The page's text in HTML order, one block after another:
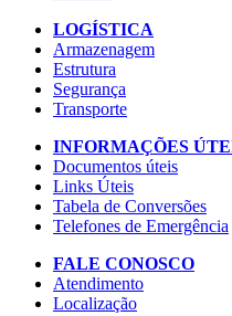
LOGÍSTICA
Armazenagem
Estrutura
Segurança
Transporte
INFORMAÇÕES
Documentos úteis
Links Úteis
Tabela de Conversões
Telefones de Emergência
FALE CONOSCO
Atendimento
Localização